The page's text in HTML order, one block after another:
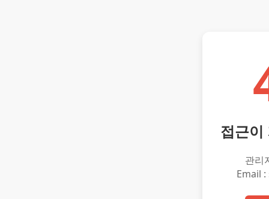
접근이
관리
Email